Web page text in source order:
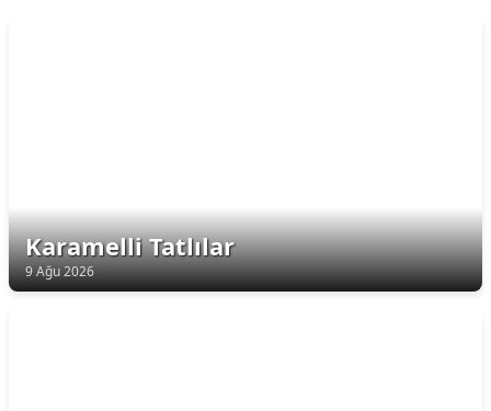
Karamelli Tatlılar
9 Ağu 2026